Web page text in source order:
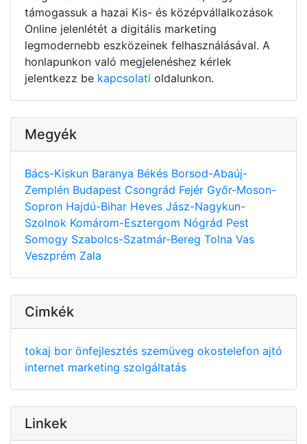
támogassuk a hazai Kis- és középvállalkozások
Online jelenlétét a digitális marketing
legmodernebb eszközeinek felhasználásával. A
honlapunkon való megjelenéshez kérlek
jelentkezz be kapcsolati oldalunkon.
Megyék
Bács-Kiskun Baranya Békés Borsod-Abaúj-
Zemplén Budapest Csongrád Fejér Győr-Moson-
Sopron Hajdú-Bihar Heves Jász-Nagykun-
Szolnok Komárom-Esztergom Nógrád Pest
Somogy Szabolcs-Szatmár-Bereg Tolna Vas
Veszprém Zala
Cimkék
tokaj bor önfejlesztés szemüveg okostelefon ajtó
internet marketing szolgáltatás
Linkek